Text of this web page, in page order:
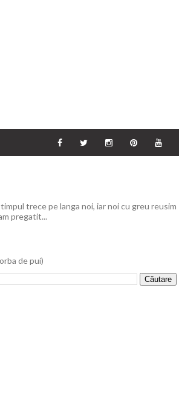
trece pe langa noi, iar noi cu greu reusim
pregatit...
de pui)